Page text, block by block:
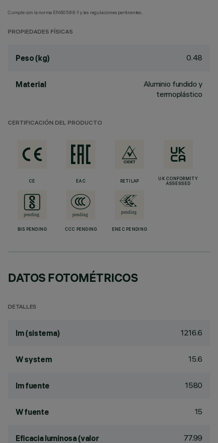
Cumple con la norma EN60598-1 y las regulaciones pertinentes.
PROPIEDADES FÍSICAS
Peso (kg) 0.48
Material
Aluminio fundido y
termoplástico
CERTIFICACIÓN DEL PRODUCTO
CE EAC RETILAP
UK CONFORMITY
ASSESSED
BIS PENDING CCC PENDING ENEC PENDING
DATOS FOTOMÉTRICOS
DETALLES
lm (sistema) 1216.6
W system 15.6
lm fuente 1580
W fuente 15
Eficacia luminosa (valor 77.99